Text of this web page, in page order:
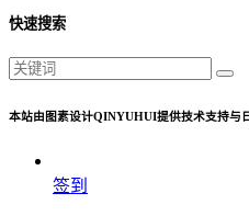
快速搜索
本站由图素设计QINYUHUI提供技术支持与
签到